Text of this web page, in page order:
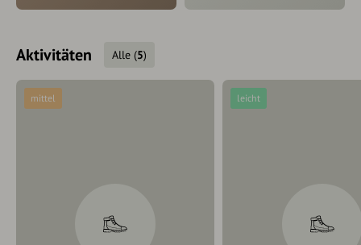
Aktivitäten Alle (5)
mittel leicht